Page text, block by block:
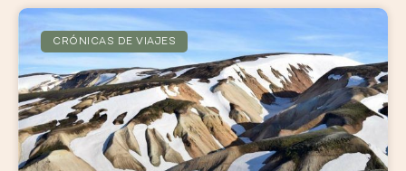
CRÓNICAS DE VIAJES